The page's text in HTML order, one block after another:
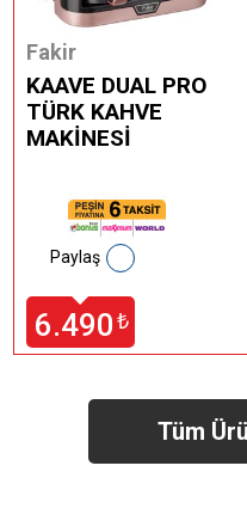
Fakir
KAAVE DUAL PRO
TÜRK KAHVE
MAKİNESİ
6.490 ₺
Paylaş
Tüm